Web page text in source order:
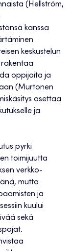
(Hellström,
kanssa
keskustelun
oppijoita ja
(Murtonen
asettaa
ja
pyrki
toimijuutta
verkko-
mutta
ja
kuului
sekä